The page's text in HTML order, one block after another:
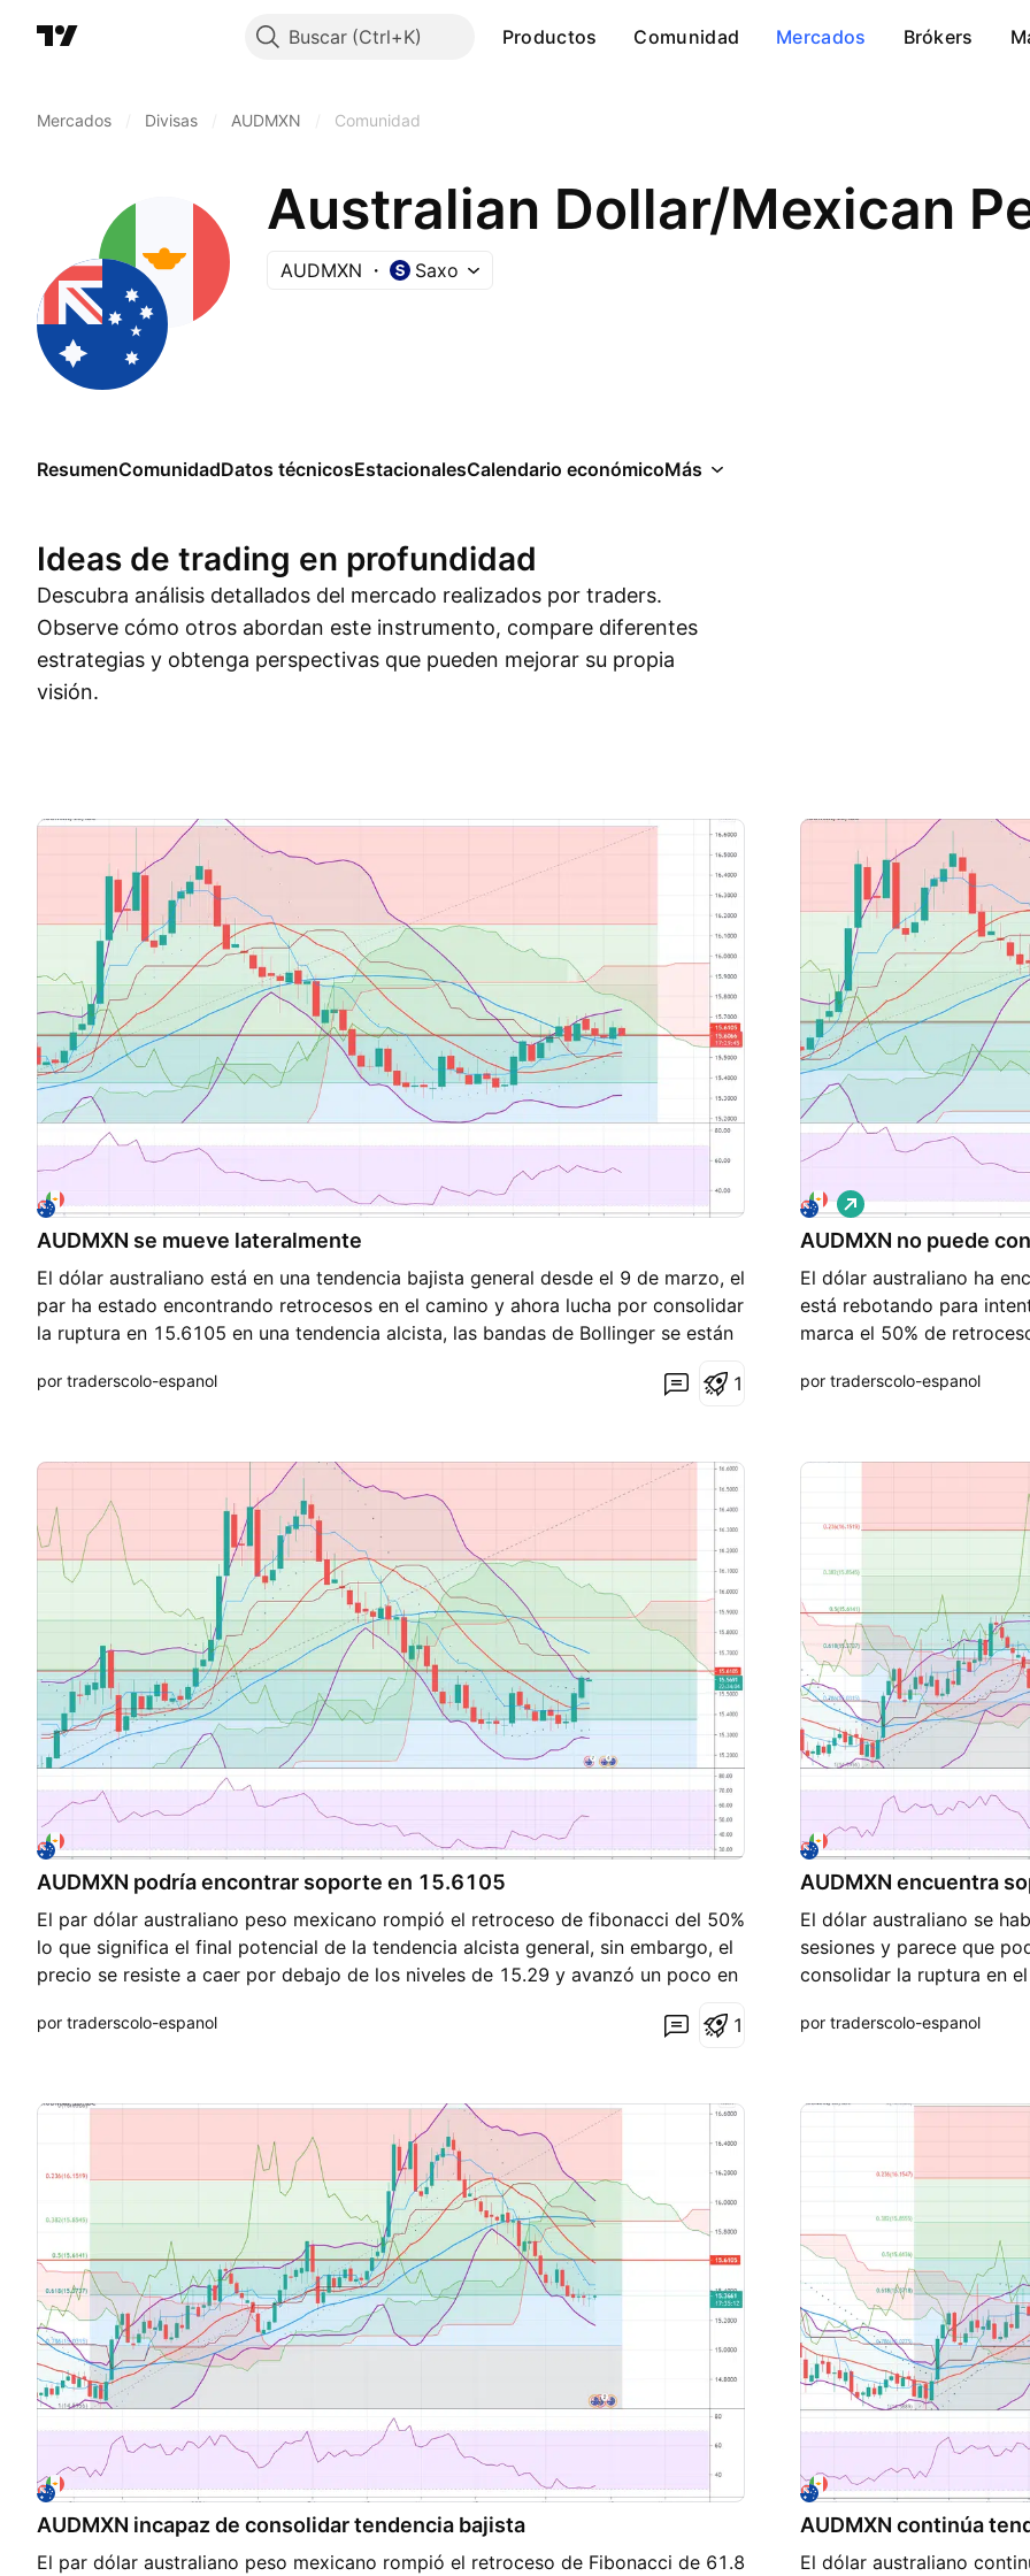
Buscar Productos Comunidad Mercados Brókers
Mercados Divisas AUDMXN Comunidad
Australian Dollar/Mexican
AUDMXN Saxo
ResumenComunidadDatos técnicosEstacionalesCalendario económicoMás
Ideas de trading en profundidad
Descubra análisis detallados del mercado realizados por traders.
Observe cómo otros abordan este instrumento, compare diferentes
estrategias y obtenga perspectivas que pueden mejorar su propia
visión.
AUDMXN se mueve lateralmente
El dólar australiano está en una tendencia bajista general desde el 9 de marzo, el
par ha estado encontrando retrocesos en el camino y ahora lucha por consolidar
la ruptura en 15.6105 en una tendencia alcista, las bandas de Bollinger se están
nuestro indicador SAR parabólico sugiere una tendencia alcista, el índice de
moviendo lateralmente durante las últimas 8 sesiones de negociación, queremos
esperar hasta que la ruptura se consolide o el precio vuelva a bajar para realizar
una operación. Esta publicación no proporciona asesorías financieras para los
comerciantes, su único propósito es educativo, usa toda la información
disponible de diferentes analistas y desarrollar tu propia estrategia, el comercio
de divisas y criptomonedas no es para todos, solo debes operar con dinero que
puedas permitirte perder, el rendimiento anterior NO es un indicador de
resultados futuros. Obten una guia para operar cryptomonedas ingresando a
welcome.baxiamarkets.com
por traderscolo-espanol 1
AUDMXN no puede
El dólar australiano ha
está rebotando para
marca el 50% de
plazo, el SAR parabólico
ruptura. Esta publicación
comerciantes, su único
disponible de diferentes
de divisas y
puedas permitirte
resultados futuros.
welcome.baxiamarkets.com
L
a
r
o
por traderscolo-espanol
AUDMXN podría encontrar soporte en 15.6105
El par dólar australiano peso mexicano rompió el retroceso de fibonacci del 50%
lo que significa el final potencial de la tendencia alcista general, sin embargo, el
precio se resiste a caer por debajo de los niveles de 15.29 y avanzó un poco en
precio muy cerca del nivel de soporte 15.61 en una posible tendencia bajista, si
considerar esto como un reversión lo cual indica un cambio de tendencia
general, el SAR parabólico sugiere que la tendencia alcista continuaría, las
bandas de Bollinger se están abriendo, podemos esperar una mayor volatilidad
en el corto plazo. Esta publicación no proporciona asesorías financieras para los
comerciantes, su único propósito es educativo, usa toda la información
disponible de diferentes analistas y desarrollar tu propia estrategia, el comercio
de divisas y criptomonedas no es para todos, solo debes operar con dinero que
puedas permitirte perder, el rendimiento anterior NO es un indicador de
resultados futuros. Obten una guia para operar cryptomonedas ingresando a
welcome.baxiamarkets.com
por traderscolo-espanol 1
AUDMXN encuentra
El dólar australiano se
sesiones y parece que
consolidar la ruptura en
39%, lo que podría
se cierre la sesión de
proporciona asesorías
educativo, usa toda la
desarrollar tu propia
para todos, solo debes
rendimiento anterior NO
para operar
por traderscolo-espanol
AUDMXN incapaz de consolidar tendencia bajista
El par dólar australiano peso mexicano rompió el retroceso de Fibonacci de 61.8
AUDMXN continúa
El dólar australiano